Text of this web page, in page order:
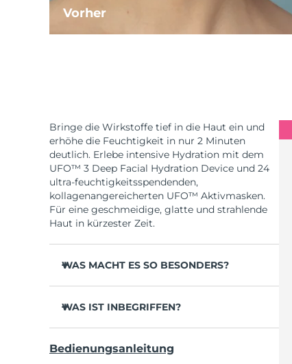
Vorher
Bringe die Wirkstoffe tief in die Haut ein und
erhöhe die Feuchtigkeit in nur 2 Minuten
deutlich. Erlebe intensive Hydration mit dem
UFO™ 3 Deep Facial Hydration Device und 24
ultra-feuchtigkeitsspendenden,
kollagenangereicherten UFO™ Aktivmasken.
Für eine geschmeidige, glatte und strahlende
Haut in kürzester Zeit.
WAS MACHT ES SO BESONDERS?
Hautfeuchtigkeit in 2 Minuten um 126 % und
Erscheinungsbild von Falten in nur 1 Woche.
WAS IST INBEGRIFFEN?
6 x UFO™ Youth Junkie 2.0 Masks, 6 x UFO™
Bedienungsanleitung